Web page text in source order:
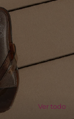
Ver todo